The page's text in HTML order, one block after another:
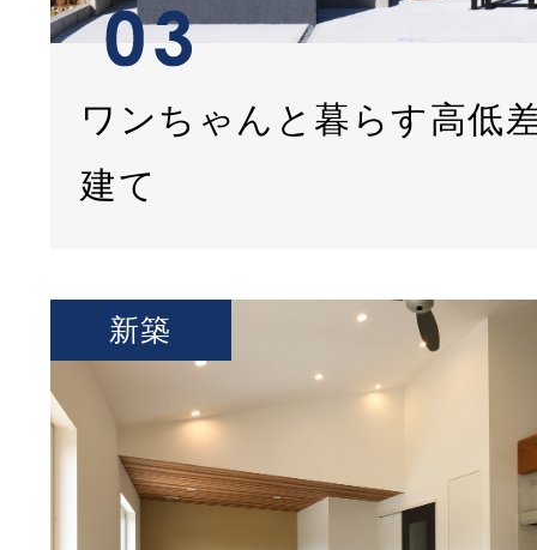
ワンちゃんと暮らす高低
建て
新築